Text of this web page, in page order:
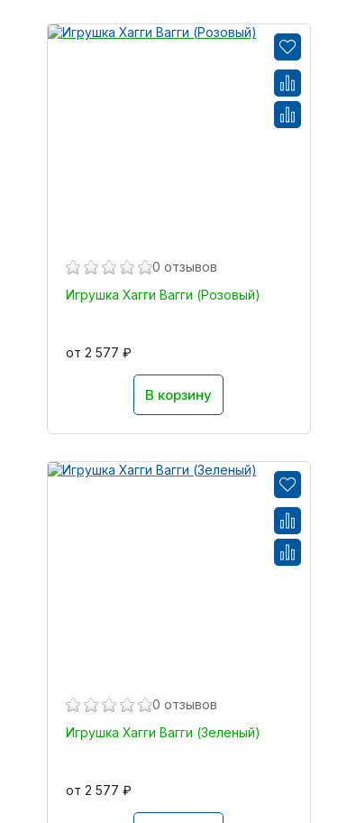
0 отзывов
Игрушка Хагги Вагги (Розовый)
от 2 577 ₽
В корзину
0 отзывов
Игрушка Хагги Вагги (Зеленый)
от 2 577 ₽